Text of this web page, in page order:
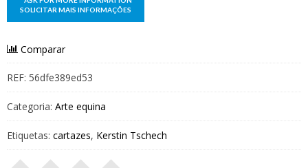
Comparar
REF: 56dfe389ed53
Categoria: Arte equina
Etiquetas: cartazes, Kerstin Tschech